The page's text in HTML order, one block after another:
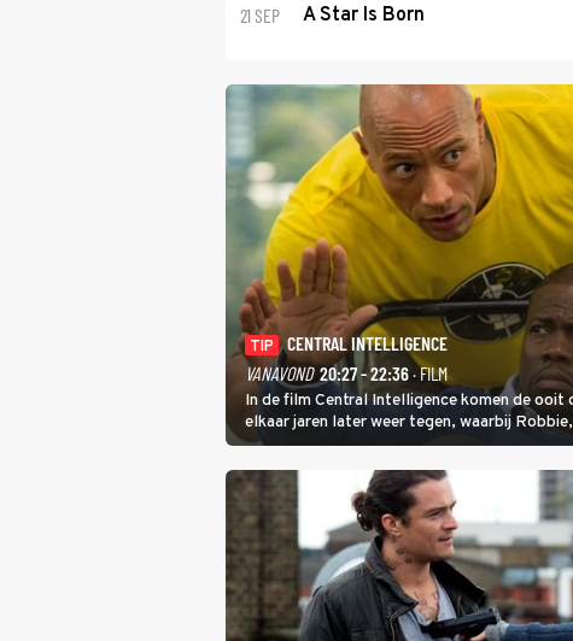
21 SEP A Star Is Born
TIP
CENTRAL INTELLIGENCE
VANAVOND 20:27 - 22:36· FILM
In de film Central Intelligence komen de
elkaar jaren later weer tegen, waarbij
de CIA, Calvins hulp goed kan gebruiken.